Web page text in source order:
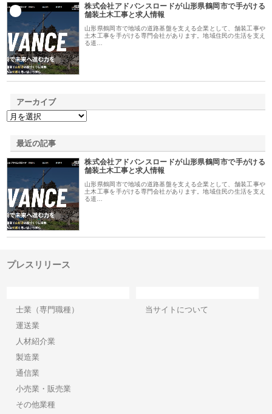
株式会社アドバンスロードが山形県鶴岡市で手がける
舗装土木工事と求人情報
山形県鶴岡市で地域の道路基盤を支える企業として、舗装工事や
土木工事を手がける専門会社があります。地域住民の生活を支え
る道…
アーカイブ
最近の記事
株式会社アドバンスロードが山形県鶴岡市で手がける
舗装土木工事と求人情報
山形県鶴岡市で地域の道路基盤を支える企業として、舗装工事や
土木工事を手がける専門会社があります。地域住民の生活を支え
る道…
プレスリリース
士業（専門職種）
運送業
人材紹介業
製造業
通信業
小売業・販売業
その他業種
当サイトについて